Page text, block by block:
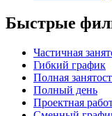
Быстрые
Частичная
Гибкий график
Полная
Полный день
Проектная